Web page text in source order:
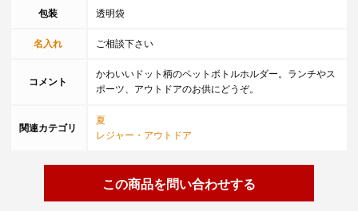
包装 透明袋
名入れ ご相談下さい
コメント
かわいいドット柄のペットボトルホルダー。ランチやス
ポーツ、アウトドアのお供にどうぞ。
関連カテゴリ
夏
レジャー・アウトドア
この商品を問い合わせする